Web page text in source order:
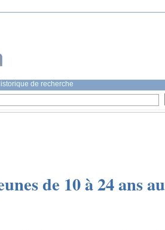
de recherche
de 10 à 24 ans